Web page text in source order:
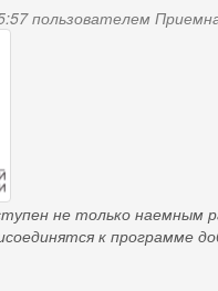
пользователем
не только
к программе